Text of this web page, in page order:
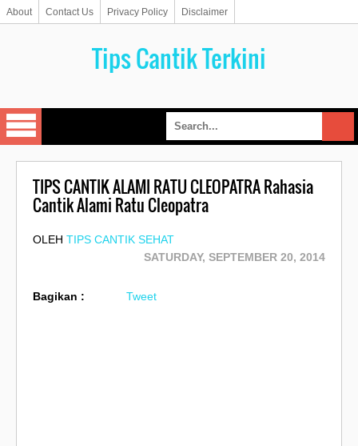
About Contact Us Privacy Policy Disclaimer
Tips Cantik Terkini
TIPS CANTIK ALAMI RATU CLEOPATRA Rahasia
Cantik Alami Ratu Cleopatra
OLEH TIPS CANTIK SEHAT
SATURDAY, SEPTEMBER 20, 2014
Bagikan : Tweet